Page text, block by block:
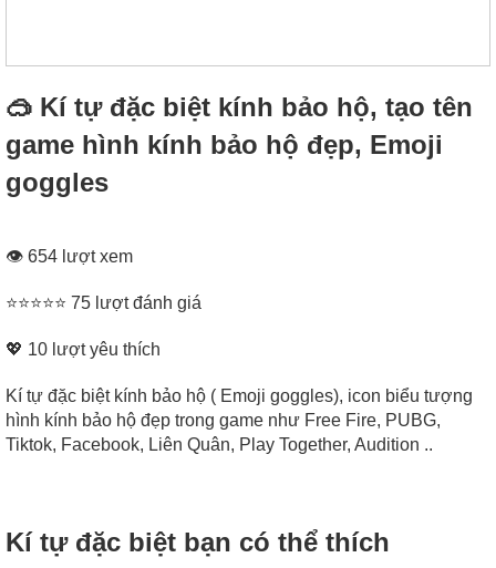
🥽 Kí tự đặc biệt kính bảo hộ, tạo tên
game hình kính bảo hộ đẹp, Emoji
goggles
👁 654 lượt xem
⭐⭐⭐⭐⭐ 75 lượt đánh giá
💖 10 lượt yêu thích
Kí tự đặc biệt kính bảo hộ ( Emoji goggles), icon biểu tượng
hình kính bảo hộ đẹp trong game như Free Fire, PUBG,
Tiktok, Facebook, Liên Quân, Play Together, Audition ..
Kí tự đặc biệt bạn có thể thích